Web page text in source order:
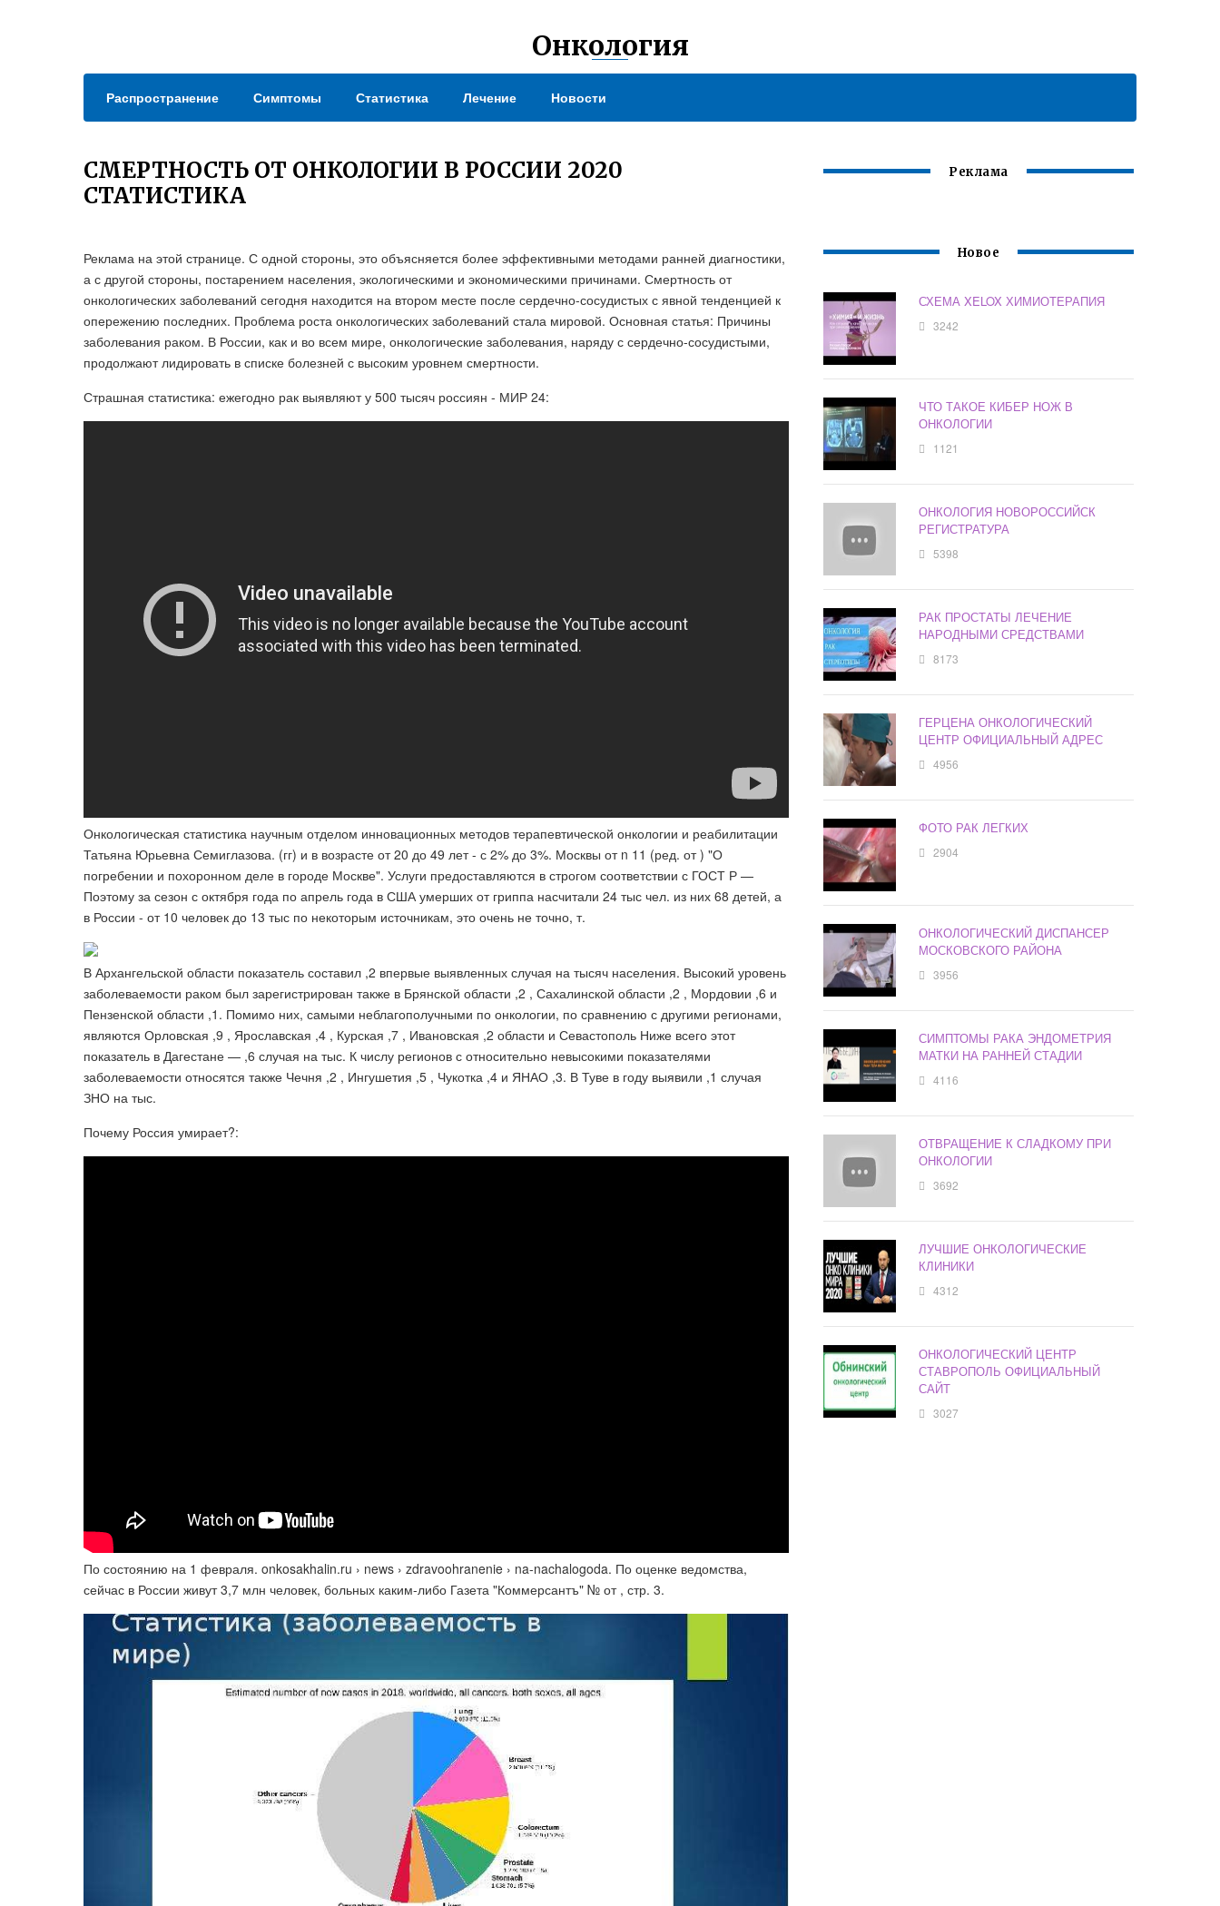
Онкология
Распространение Симптомы Статистика Лечение Новости
СМЕРТНОСТЬ ОТ ОНКОЛОГИИ В РОССИИ 2020
СТАТИСТИКА
Реклама на этой странице. С одной стороны, это объясняется более эффективными методами ранней диагностики,
а с другой стороны, постарением населения, экологическими и экономическими причинами. Смертность от
онкологических заболеваний сегодня находится на втором месте после сердечно-сосудистых с явной тенденцией к
опережению последних. Проблема роста онкологических заболеваний стала мировой. Основная статья: Причины
заболевания раком. В России, как и во всем мире, онкологические заболевания, наряду с сердечно-сосудистыми,
продолжают лидировать в списке болезней с высоким уровнем смертности.
Страшная статистика: ежегодно рак выявляют у 500 тысяч россиян - МИР 24:
Онкологическая статистика научным отделом инновационных методов терапевтической онкологии и реабилитации
Татьяна Юрьевна Семиглазова. (гг) и в возрасте от 20 до 49 лет - с 2% до 3%. Москвы от n 11 (ред. от ) "О
погребении и похоронном деле в городе Москве". Услуги предоставляются в строгом соответствии с ГОСТ Р —
Поэтому за сезон с октября года по апрель года в США умерших от гриппа насчитали 24 тыс чел. из них 68 детей, а
в России - от 10 человек до 13 тыс по некоторым источникам, это очень не точно, т.
В Архангельской области показатель составил ,2 впервые выявленных случая на тысяч населения. Высокий уровень
заболеваемости раком был зарегистрирован также в Брянской области ,2 , Сахалинской области ,2 , Мордовии ,6 и
Пензенской области ,1. Помимо них, самыми неблагополучными по онкологии, по сравнению с другими регионами,
являются Орловская ,9 , Ярославская ,4 , Курская ,7 , Ивановская ,2 области и Севастополь Ниже всего этот
показатель в Дагестане — ,6 случая на тыс. К числу регионов с относительно невысокими показателями
заболеваемости относятся также Чечня ,2 , Ингушетия ,5 , Чукотка ,4 и ЯНАО ,3. В Туве в году выявили ,1 случая
ЗНО на тыс.
Почему Россия умирает?:
По состоянию на 1 февраля. onkosakhalin.ru › news › zdravoohranenie › na-nachalogoda. По оценке ведомства,
сейчас в России живут 3,7 млн человек, больных каким​-либо Газета "Коммерсантъ" № от , стр. 3.
Реклама
Новое
СХЕМА XELOX ХИМИОТЕРАПИЯ
3242
ЧТО ТАКОЕ КИБЕР НОЖ В
ОНКОЛОГИИ
1121
ОНКОЛОГИЯ НОВОРОССИЙСК
РЕГИСТРАТУРА
5398
РАК ПРОСТАТЫ ЛЕЧЕНИЕ
НАРОДНЫМИ СРЕДСТВАМИ
8173
ГЕРЦЕНА ОНКОЛОГИЧЕСКИЙ
ЦЕНТР ОФИЦИАЛЬНЫЙ АДРЕС
4956
ФОТО РАК ЛЕГКИХ
2904
ОНКОЛОГИЧЕСКИЙ ДИСПАНСЕР
МОСКОВСКОГО РАЙОНА
3956
СИМПТОМЫ РАКА ЭНДОМЕТРИЯ
МАТКИ НА РАННЕЙ СТАДИИ
4116
ОТВРАЩЕНИЕ К СЛАДКОМУ ПРИ
ОНКОЛОГИИ
3692
ЛУЧШИЕ ОНКОЛОГИЧЕСКИЕ
КЛИНИКИ
4312
ОНКОЛОГИЧЕСКИЙ ЦЕНТР
СТАВРОПОЛЬ ОФИЦИАЛЬНЫЙ
САЙТ
3027